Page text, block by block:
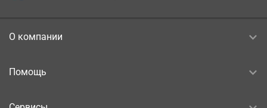
О компании
Помощь